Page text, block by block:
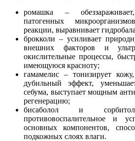
ромашка –
патогенных
реакции, выравнивает
брокколи – усиливает
внешних факторов и
окислительные процессы,
имеющуюся красноту;
гамамелис – тонизирует
дубильный эффект,
себума, выступает мощным
регенерацию;
бисаболол и
противовоспалительное и
основных компонентов,
подкожных слоях влаги.